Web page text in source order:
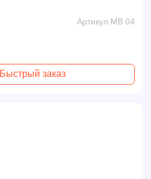
Артикул MB 04
Быстрый заказ